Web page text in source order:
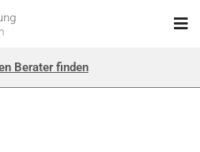
Berater finden